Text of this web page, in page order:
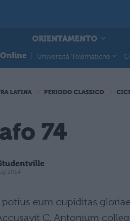
ORIENTAMENTO
Università Telematiche
LATINA PERIODO CLASSICO
74
2014
eum cupiditas
C. Antonium